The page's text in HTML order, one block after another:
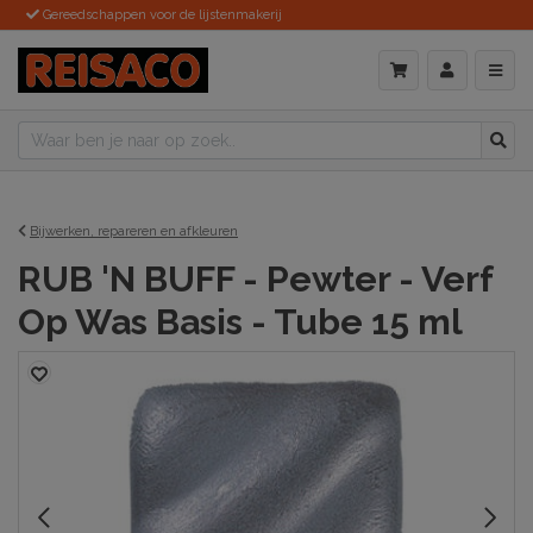
Gereedschappen voor de lijstenmakerij
Bijwerken, repareren en afkleuren
RUB 'N BUFF - Pewter - Verf
Op Was Basis - Tube 15 ml